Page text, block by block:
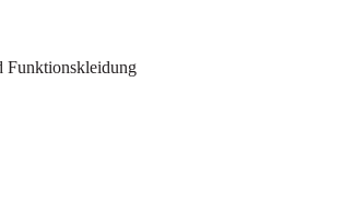
Funktionskleidung